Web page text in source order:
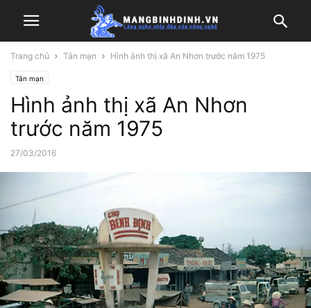
Trang chủ Tản mạn Hình ảnh thị xã An Nhơn trước năm 1975
Tản mạn
Hình ảnh thị xã An Nhơn
trước năm 1975
27/03/2016